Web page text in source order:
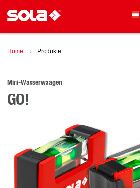
Home Produkte
Mini-Wasserwaagen
GO!